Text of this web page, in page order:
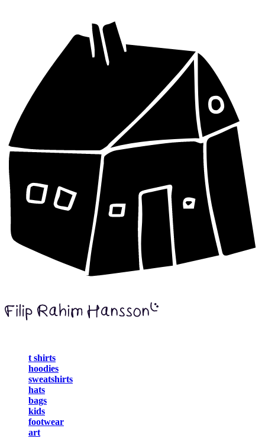
t shirts
hoodies
sweatshirts
hats
bags
kids
footwear
art